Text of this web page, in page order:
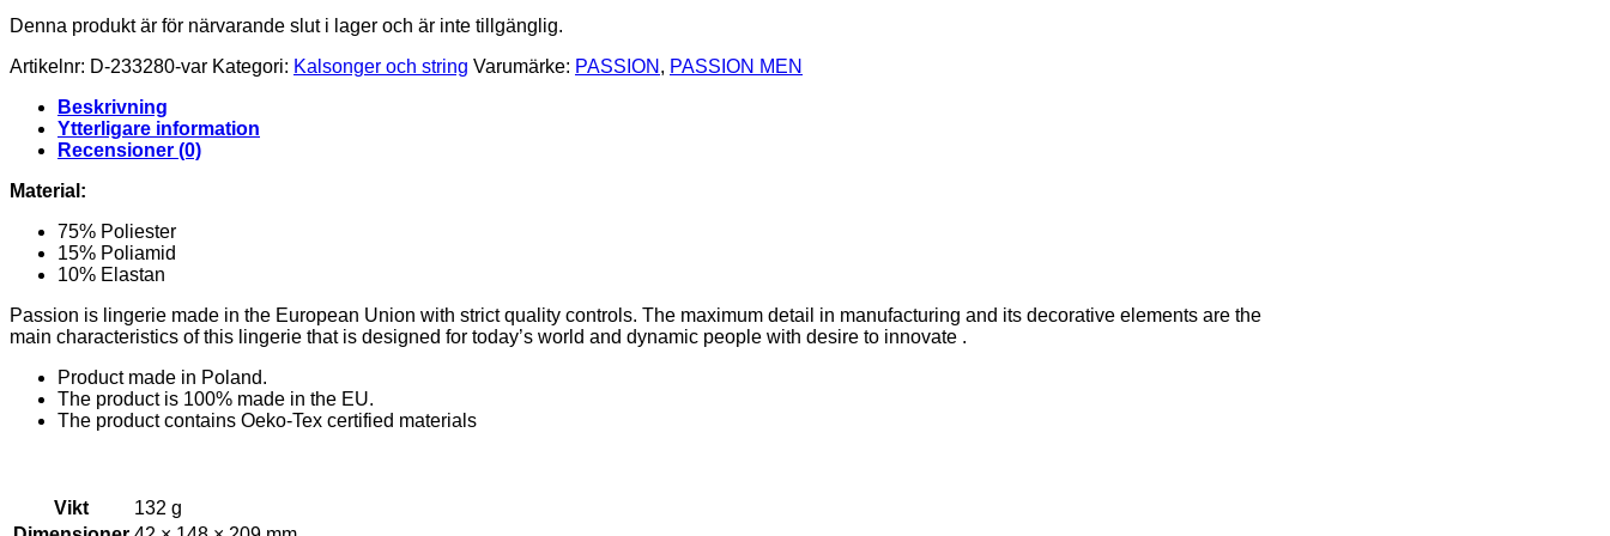
Denna produkt är för närvarande slut i lager och är inte tillgänglig.
Artikelnr: D-233280-var Kategori: Kalsonger och string Varumärke: PASSION , PASSION MEN
Beskrivning
Ytterligare information
Recensioner (0)
Material:
75% Poliester
15% Poliamid
10% Elastan
Passion is lingerie made in the European Union with strict quality controls. The maximum detail in manufacturing and its decorative elements are the
main characteristics of this lingerie that is designed for today’s world and dynamic people with desire to innovate .
Product made in Poland.
The product is 100% made in the EU.
The product contains Oeko-Tex certified materials
Vikt
132 g